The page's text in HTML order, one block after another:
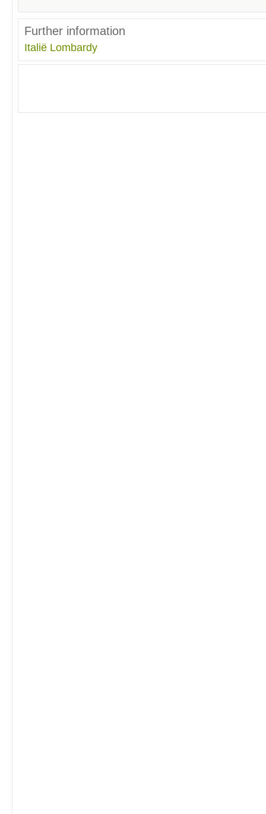
Further information
Italië Lombardy